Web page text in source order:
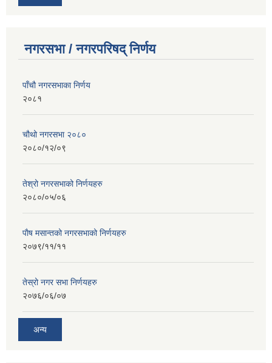
नगरसभा / नगरपरिषद् निर्णय
पाँचौ नगरसभाका निर्णय
२०८१
चौथो नगरसभा २०८०
२०८०/१२/०९
तेश्रो नगरसभाको निर्णयहरु
२०८०/०५/०६
पाैष मसान्तको नगरसभाको निर्णयहरु
२०७९/११/११
तेस्रो नगर सभा निर्णयहरु
२०७६/०६/०७
अन्य